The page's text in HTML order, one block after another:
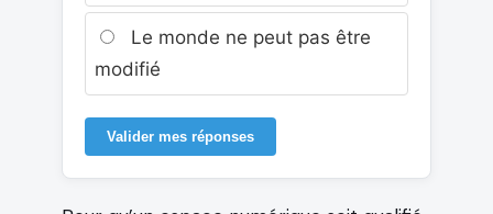
Le monde ne peut pas être
modifié
Valider mes réponses